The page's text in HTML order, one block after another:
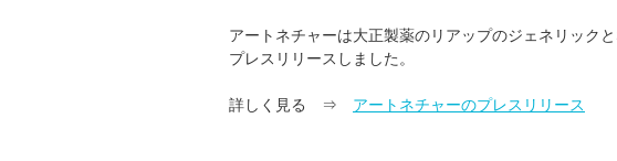
アートネチャーは大正製薬のリアップのジェネリック
プレスリリースしました。
詳しく見る ⇒ アートネチャーのプレスリリース